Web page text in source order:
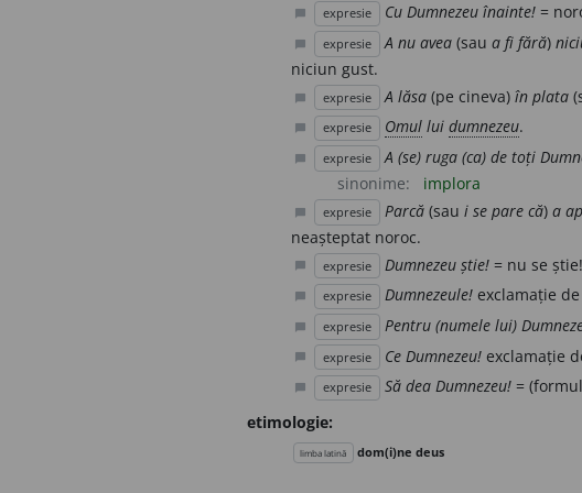
chat_bubble expresie Cu Dumnezeu înainte! =
expresie A nu avea (sau a fi fără)
niciun gust.
expresie A lăsa (pe cineva) în plata
chat_bubble expresie Omul lui dumnezeu.
expresie A (se) ruga (ca) de toți
sinonime:
implora
expresie Parcă (sau i se pare că) a
neașteptat noroc.
chat_bubble expresie Dumnezeu știe! = nu se știe!
expresie Dumnezeule! exclamație
expresie Pentru (numele lui)
chat_bubble expresie Ce Dumnezeu! exclamație
expresie Să dea Dumnezeu! =
etimologie:
limba latină dom(i)ne deus